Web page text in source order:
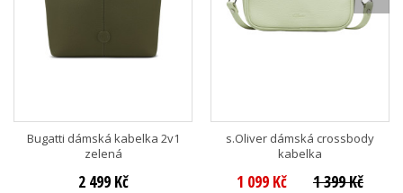
Bugatti dámská kabelka 2v1
zelená
2 499 Kč
s.Oliver dámská crossbody
kabelka
1 099 Kč 1 399 Kč